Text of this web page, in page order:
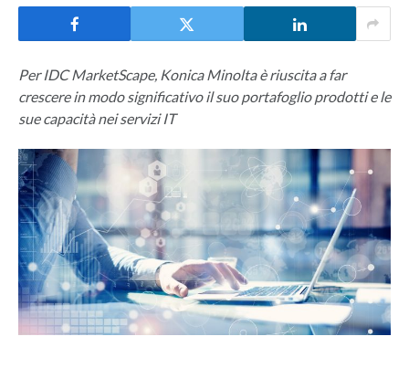
Per IDC MarketScape, Konica Minolta è riuscita a far
crescere in modo significativo il suo portafoglio prodotti e le
sue capacità nei servizi IT